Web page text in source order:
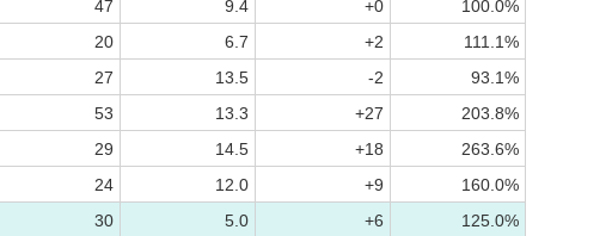
47 9.4 +0
100.0%
20 6.7 +2
111.1%
27 13.5 -2
93.1%
53 13.3 +27
203.8%
29 14.5 +18
263.6%
24 12.0 +9
160.0%
30 5.0 +6
125.0%